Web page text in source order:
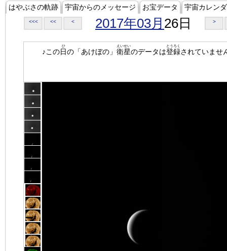
はやぶさの軌跡 宇宙からのメッセージ お宝データ 宇宙カレン
<<< << < 2017年03月 26日 >
♪この日
ひ
の「あけぼの」 衛星
えいせい
のデータは登録
とうろく
されていませ